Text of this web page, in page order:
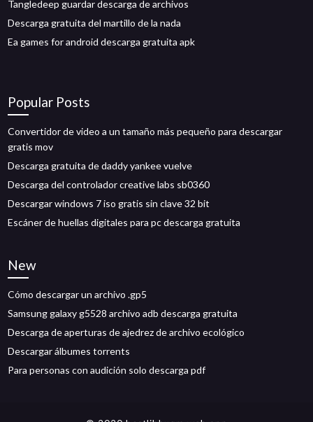
Tangledeep guardar descarga de archivos
Descarga gratuita del martillo de la nada
Ea games for android descarga gratuita apk
Popular Posts
Convertidor de video a un tamaño más pequeño para descargar
gratis mov
Descarga gratuita de daddy yankee vuelve
Descarga del controlador creative labs sb0360
Descargar windows 7 iso gratis sin clave 32 bit
Escáner de huellas digitales para pc descarga gratuita
New
Cómo descargar un archivo .gp5
Samsung galaxy g5528 archivo adb descarga gratuita
Descarga de aperturas de ajedrez de archivo ecológico
Descargar álbumes torrents
Para personas con audición solo descarga pdf